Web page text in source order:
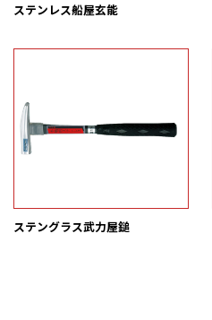
ステンレス船屋玄能
ステングラス武力屋鎚